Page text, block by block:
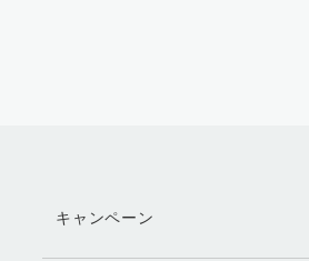
キャンペーン